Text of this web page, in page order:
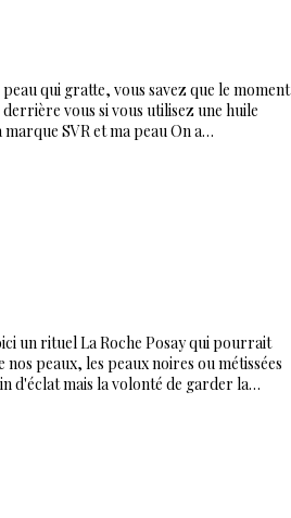
qui gratte, vous savez que le moment
vous si vous utilisez une huile
SVR et ma peau On a…
un rituel La Roche Posay qui pourrait
nos peaux, les peaux noires ou métissées
d'éclat mais la volonté de garder la…